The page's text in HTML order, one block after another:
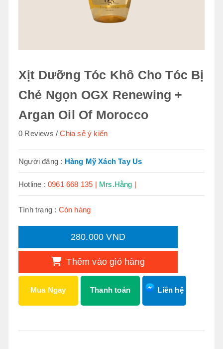
Xịt Dưỡng Tóc Khô Cho Tóc Bị
Chẻ Ngọn OGX Renewing +
Argan Oil Of Morocco
0 Reviews Chia sẻ ý kiến
Người đăng : Hàng Mỹ Xách Tay Us
Hotline :0961 668 135 | Mrs.Hằng |
Tình trạng : Còn hàng
280.000 VND
Thêm vào giỏ hàng
Mua Ngay Thanh toán Liên hệ